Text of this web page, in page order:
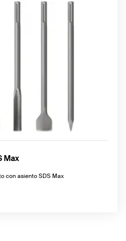
Max
con asiento SDS Max